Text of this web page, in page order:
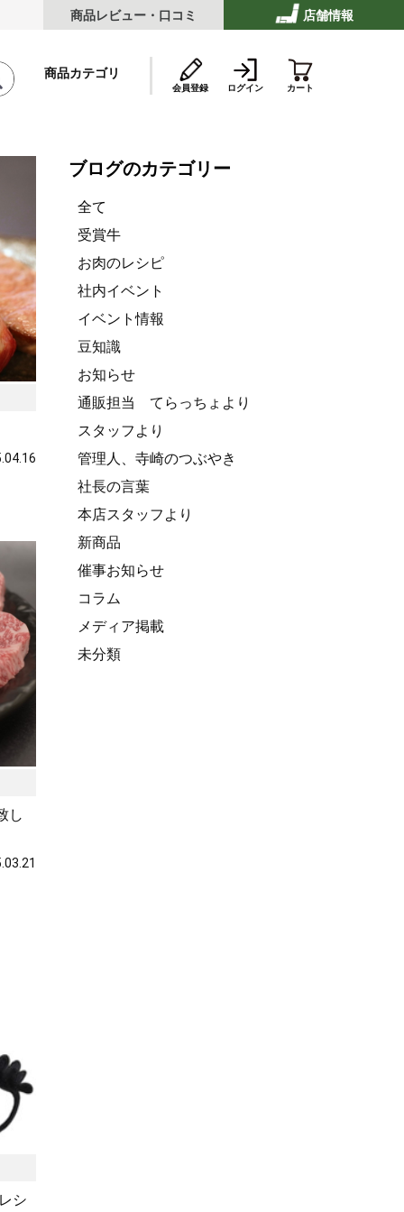
店舗情報
商品レビュー・口コミ
商品カテゴリ
ビーフ
ケ・ハンバーグ
会員登録 ログイン カート
し
シ
ブログのカテゴリー
全て
受賞牛
お肉のレシピ
社内イベント
イベント情報
豆知識
お知らせ
通販担当 てらっちょより
スタッフより
管理人、寺崎のつぶやき
社長の言葉
本店スタッフより
新商品
催事お知らせ
コラム
メディア掲載
未分類